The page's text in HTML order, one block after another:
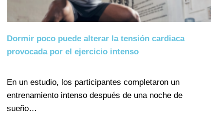
Dormir poco puede alterar la tensión cardiaca
provocada por el ejercicio intenso
En un estudio, los participantes completaron un
entrenamiento intenso después de una noche de
sueño…